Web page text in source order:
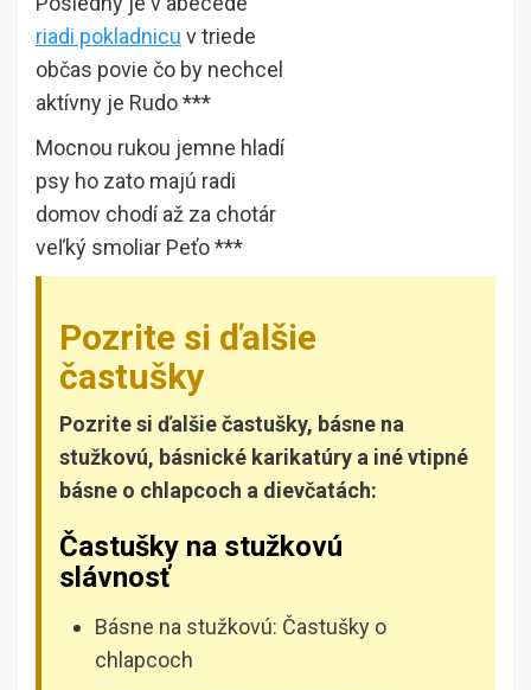
riadi pokladnicu v triede
občas povie čo by nechcel
aktívny je Rudo ***
Mocnou rukou jemne hladí
psy ho zato majú radi
domov chodí až za chotár
veľký smoliar Peťo ***
Pozrite si ďalšie
častušky
Pozrite si ďalšie častušky, básne na
stužkovú, básnické karikatúry a iné vtipné
básne o chlapcoch a dievčatách:
Častušky na stužkovú
slávnosť
Básne na stužkovú: Častušky o
chlapcoch